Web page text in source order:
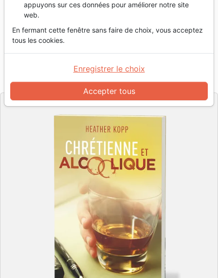
Accueil Livres
Témoignages, biographies
Chrétienne et alcoolique
Auteur :Heather Kopp
OUR1086 EAN9782940335862
EditeurOurania
appuyons sur ces données pour améliorer notre site
web.
En fermant cette fenêtre sans faire de choix, vous acceptez
tous les cookies.
Accepter tous
Enregistrer le choix